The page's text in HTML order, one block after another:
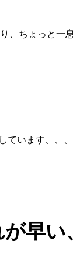
、ちょっと一
ています、、、
早い